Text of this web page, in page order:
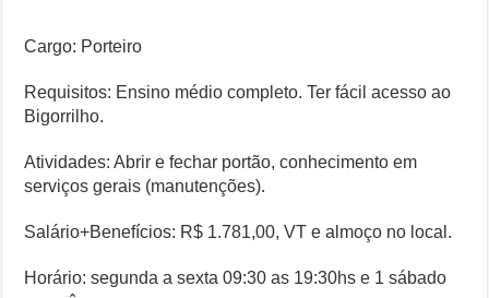
Cargo: Porteiro
Requisitos: Ensino médio completo. Ter fácil acesso ao
Bigorrilho.
Atividades: Abrir e fechar portão, conhecimento em
serviços gerais (manutenções).
Salário+Benefícios: R$ 1.781,00, VT e almoço no local.
Horário: segunda a sexta 09:30 as 19:30hs e 1 sábado